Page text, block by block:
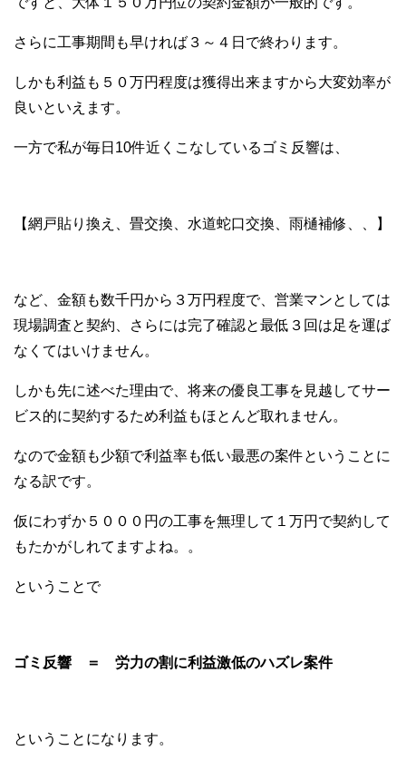
さらに工事期間も早ければ３～４日で終わります。
しかも利益も５０万円程度は獲得出来ますから大変効率が
良いといえます。
一方で私が毎日10件近くこなしているゴミ反響は、
【網戸貼り換え、畳交換、水道蛇口交換、雨樋補修、、】
など、金額も数千円から３万円程度で、営業マンとしては
現場調査と契約、さらには完了確認と最低３回は足を運ば
なくてはいけません。
しかも先に述べた理由で、将来の優良工事を見越してサー
ビス的に契約するため利益もほとんど取れません。
なので金額も少額で利益率も低い最悪の案件ということに
なる訳です。
仮にわずか５０００円の工事を無理して１万円で契約して
もたかがしれてますよね。。
ということで
ゴミ反響 ＝ 労力の割に利益激低のハズレ案件
ということになります。